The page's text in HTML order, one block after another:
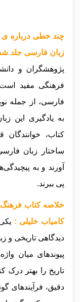
چند خطی درباره ی
زبان فارسی جلد
پژوهشگران و
فرهنگی مفید
فارسی، از جمله
به یادگیری این
کتاب، خوانندگان
ساختار زبان
آورند و به
پی ببرند.
خلاصه کتاب
کامیاب خلیلی :
دیدگاهی تاریخی و
پیوندهای میان
تاریخ را بهتر درک
دقیق، فرآیندهای